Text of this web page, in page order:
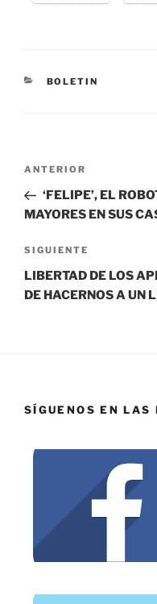
BOLETIN
ANTERIOR
‘FELIPE’, EL
MAYORES EN SUS
SIGUIENTE
LIBERTAD DE LOS
DE HACERNOS A UN
SÍGUENOS EN LAS